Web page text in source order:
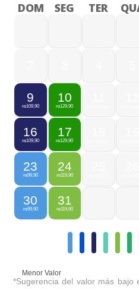
DOM SEG TER
9
R$109,90
10
R$129,90
16
R$109,90
17
R$129,90
23
R$99,90
24
R$119,90
30
R$99,90
31
R$119,90
Menor Valor
*Sugerencia del valor más bajo